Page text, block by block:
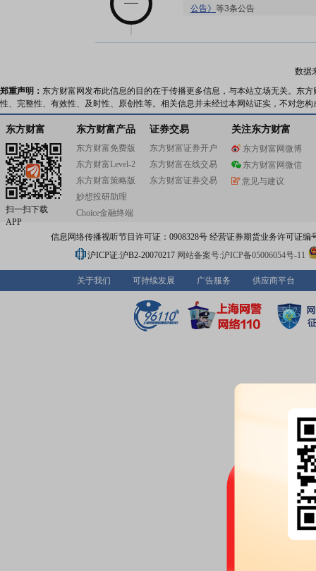
公告》 等3条公告
股东大会： 于2026-05-19召开
股东户数：2026年05月07日公
调研
2026-04-29
预约披露日：2025年年报预约
2026年一季报归属
2025年年报归属净
每股收益0.0371元
预约披露日：
2026年第一季度
2026年04月29日公
家公司，共计5.26亿元，本报告
2026年04月29日公布
数据
郑重声明： 东方财富网发布此信息的目的在于传播更多信息，与本站立场无关。东
性、完整性、有效性、及时性、原创性等。相关信息并未经过本网站证实，不对您
东方财富
扫一扫下载
APP
东方财富产品
东方财富免费版
东方财富Level-2
东方财富策略版
妙想投研助理
Choice金融终端
证券交易
东方财富证券开户
东方财富在线交易
东方财富证券交易
关注东方财富
东方财富网微博
东方财富网微信
意见与建议
信息网络传播视听节目许可证：0908328号 经营证券期货业务许可证编
沪ICP证:沪B2-20070217 网站备案号:沪ICP备05006054号-11
关于我们 可持续发展 广告服务 供应商平台